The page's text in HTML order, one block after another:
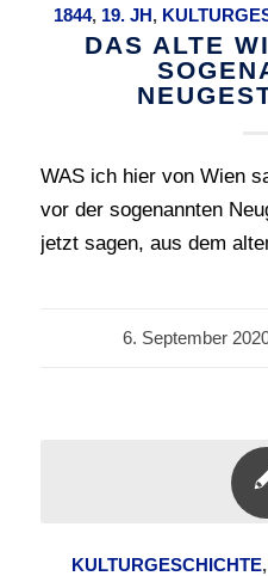
1844, 19. JH,
DAS ALTE
WAS ich hier von Wien
vor der sogenannten
jetzt sagen, aus dem
6. September
/
KULTURGESCHICHTE,